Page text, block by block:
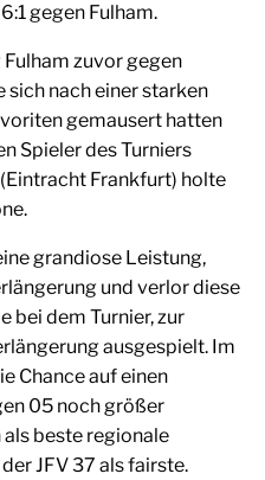
gegen Fulham.
zuvor gegen
sich nach einer starken
gemausert hatten
Spieler des Turniers
Frankfurt) holte
grandiose Leistung,
und verlor diese
bei dem Turnier, zur
ausgespielt. Im
Chance auf einen
05 noch größer
beste regionale
JFV 37 als fairste.